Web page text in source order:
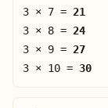
3 × 7 = 21
3 × 8 = 24
3 × 9 = 27
3 × 10 = 30